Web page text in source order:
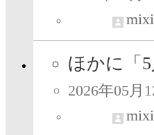
ほかに「
2026年05月